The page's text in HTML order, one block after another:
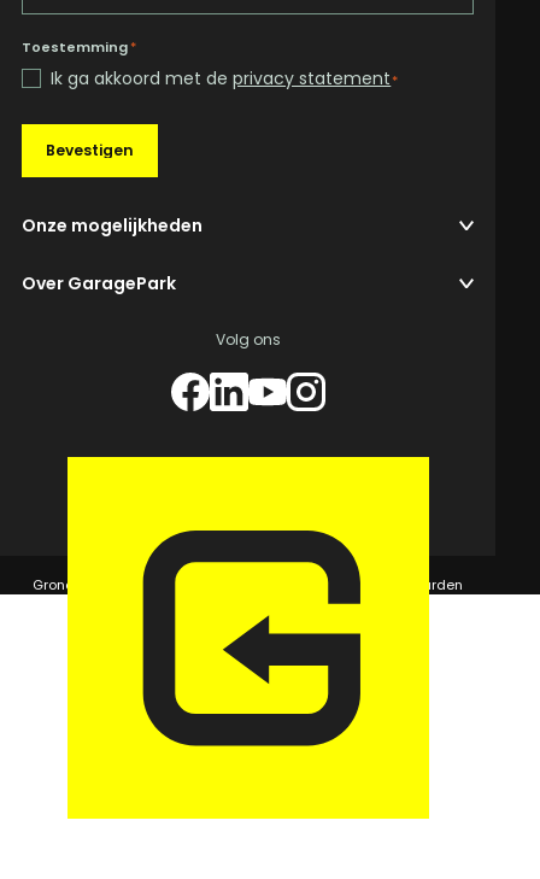
Toestemming*
Ik ga akkoord met deprivacy statement*
Bevestigen
Onze mogelijkheden
Over GaragePark
Volg ons
© 2026 GaragePark.
Grondposities
365Beheer & GaragePark Algemene voorwaarden